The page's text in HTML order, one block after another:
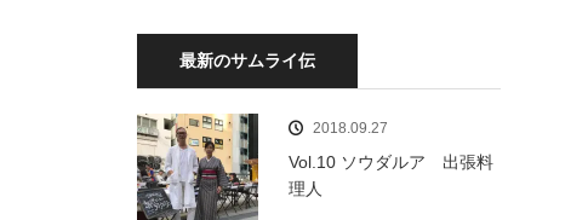
最新のサムライ伝
2018.09.27
Vol.10 ソウダルア 出張料
理人